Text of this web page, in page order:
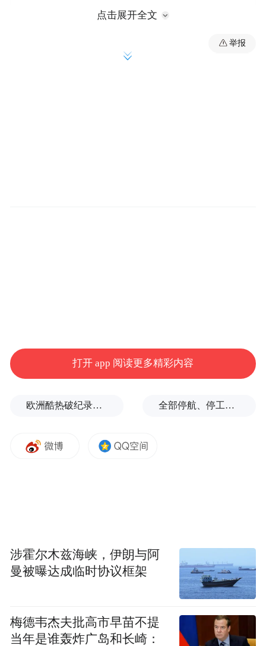
“这个智能床垫令我们很惊叹！”挪威广东商
会副会长庄敬强在参观后感慨地说。他注意
撑力度，还能监测心率、呼吸等健康数据。
回到挪威后，将积极推动当地市场与东莞智
影。侨商们看到的不再是简单的代工产品，
而是具备自主品牌、核心技术、场景化解决
从“世界工厂”到“创新之都”的全景图
点击展开全文
举报
打开 app 阅读更多精彩内容
欧洲酷热破纪录！德国近1.2万人因高温丧生 全部停航、停工，浙江海事局启动沿海Ⅱ级防台应急响应
涉霍尔木兹海峡，伊朗与阿
曼被曝达成临时协议框架
梅德韦杰夫批高市早苗不提
当年是谁轰炸广岛和长崎：